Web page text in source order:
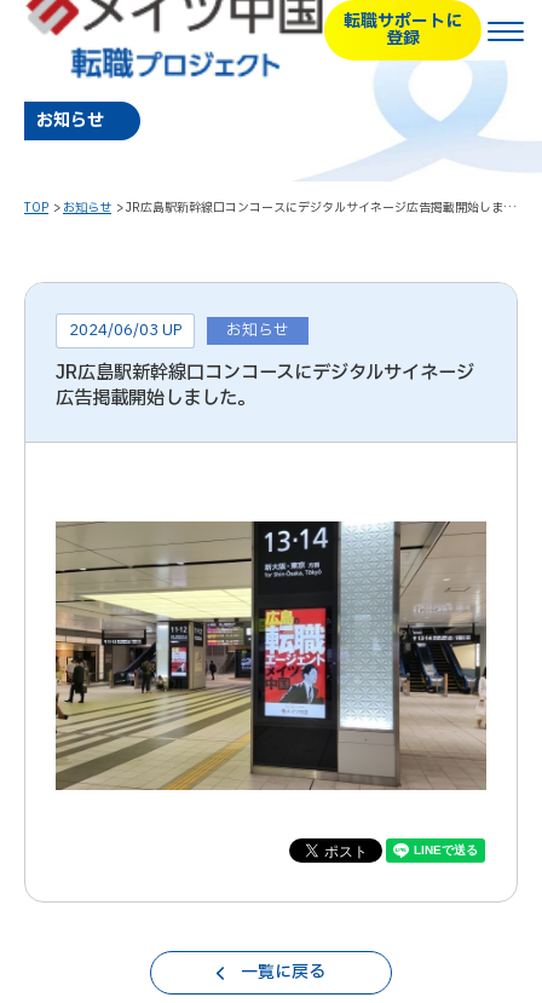
転職サポートに
登録
お知らせ
TOP お知らせ JR広島駅新幹線口コンコースにデジタルサイネージ広告掲載開始しました。
2024/06/03 UP お知らせ
JR広島駅新幹線口コンコースにデジタルサイネージ
広告掲載開始しました。
一覧に戻る